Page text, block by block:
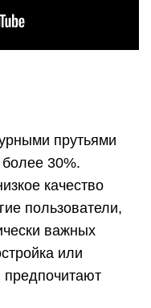
прутьями
30%.
качество
пользователи,
важных
или